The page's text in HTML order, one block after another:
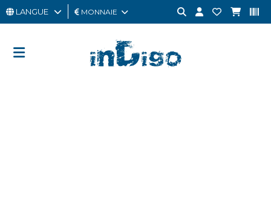
HOMME
LANGUE MONNAIE